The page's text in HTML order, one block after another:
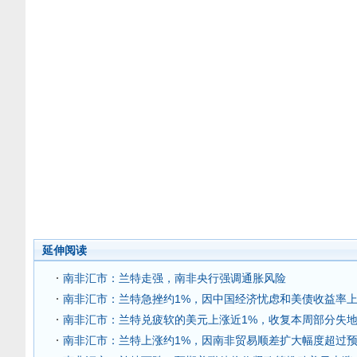
延伸阅读
南非汇市：兰特走强，南非央行强调通胀风险
南非汇市：兰特急挫约1%，因中国经济忧虑和美债收益率
南非汇市：兰特兑疲软的美元上涨近1%，收复本周部分失地
南非汇市：兰特上涨约1%，因南非贸易顺差扩大幅度超过